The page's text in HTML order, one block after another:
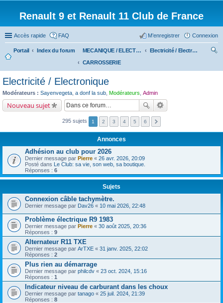
Renault 9 et Renault 11 Club de France
Accès rapide FAQ Connexion
M’enregistrer
Portail Index du forum
MECANIQUE / ELECTRICITE
CARROSSERIE
Electricité / Electronique
Electricité / Electronique
Modérateurs : Sayenvegeta a donf la sub Modérateurs Admin
Nouveau sujet
295 sujets 1 2 3 4 5 6
Annonces
Adhésion au club pour 2026
Dernier message par Pierre « 26 avr. 2026, 20:09
Posté dans Le Club: sa vie, son web, sa boutique.
Réponses : 6
Sujets
Connexion câble tachymètre.
Dernier message par Dav26 « 10 mai 2026, 22:48
Problème électrique R9 1983
Dernier message par Pierre « 30 août 2025, 20:36
Réponses : 9
Alternateur R11 TXE
Dernier message par ArTXE « 31 janv. 2025, 22:02
Réponses : 2
Plus rien au démarrage
Dernier message par philcdv « 23 oct. 2024, 15:16
Réponses : 1
Indicateur niveau de carburant dans les choux
Dernier message par tanago « 25 juil. 2024, 21:39
Réponses : 8